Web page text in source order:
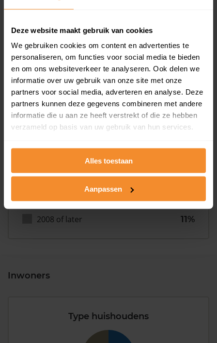
Deze website maakt gebruik van cookies
We gebruiken cookies om content en advertenties te
personaliseren, om functies voor social media te bieden
en om ons websiteverkeer te analyseren. Ook delen we
informatie over uw gebruik van onze site met onze
partners voor social media, adverteren en analyse. Deze
partners kunnen deze gegevens combineren met andere
informatie die u aan ze heeft verstrekt of die ze hebben
verzameld op basis van uw gebruik van hun services.
Alles toestaan
Aanpassen
Bouwjaar
1981 - 2007
34%
2008 of later
11%
Inwoners
Type huishoudens